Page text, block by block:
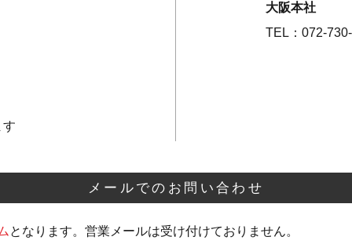
大阪本社
TEL：072-
メールでのお問い合わせ
となります。営業メールは受け付けておりません。